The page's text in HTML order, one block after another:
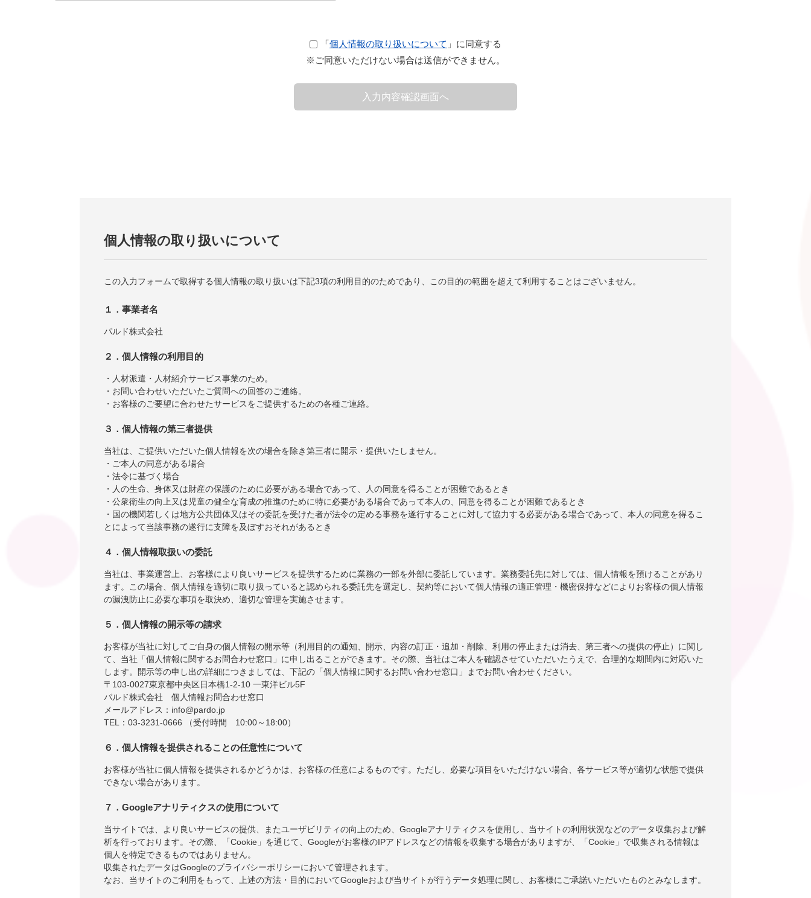
「個人情報の取り扱いについて 」に同意する
※ご同意いただけない場合は送信ができません。
個人情報の取り扱いについて
この入力フォームで取得する個人情報の取り扱いは下記3項の利用目的のためであり、この目的の範囲を超えて利用することはございません。
１．事業者名
パルド株式会社
２．個人情報の利用目的
・人材派遣・人材紹介サービス事業のため。
・お問い合わせいただいたご質問への回答のご連絡。
・お客様のご要望に合わせたサービスをご提供するための各種ご連絡。
３．個人情報の第三者提供
当社は、ご提供いただいた個人情報を次の場合を除き第三者に開示・提供いたしません。
・ご本人の同意がある場合
・法令に基づく場合
・人の生命、身体又は財産の保護のために必要がある場合であって、人の同意を得ることが困難であるとき
・公衆衛生の向上又は児童の健全な育成の推進のために特に必要がある場合であって本人の、同意を得ることが困難であるとき
・国の機関若しくは地方公共団体又はその委託を受けた者が法令の定める事務を遂行することに対して協力する必要がある場合であって、本人の同意を得るこ
とによって当該事務の遂行に支障を及ぼすおそれがあるとき
４．個人情報取扱いの委託
当社は、事業運営上、お客様により良いサービスを提供するために業務の一部を外部に委託しています。業務委託先に対しては、個人情報を預けることがあり
ます。この場合、個人情報を適切に取り扱っていると認められる委託先を選定し、契約等において個人情報の適正管理・機密保持などによりお客様の個人情報
の漏洩防止に必要な事項を取決め、適切な管理を実施させます。
５．個人情報の開示等の請求
お客様が当社に対してご自身の個人情報の開示等（利用目的の通知、開示、内容の訂正・追加・削除、利用の停止または消去、第三者への提供の停止）に関し
て、当社「個人情報に関するお問合わせ窓口」に申し出ることができます。その際、当社はご本人を確認させていただいたうえで、合理的な期間内に対応いた
します。開示等の申し出の詳細につきましては、下記の「個人情報に関するお問い合わせ窓口」までお問い合わせください。
〒103-0027東京都中央区日本橋1-2-10 一東洋ビル5F
パルド株式会社 個人情報お問合わせ窓口
メールアドレス：info@pardo.jp
TEL：03-3231-0666 （受付時間 10:00～18:00）
６．個人情報を提供されることの任意性について
お客様が当社に個人情報を提供されるかどうかは、お客様の任意によるものです。ただし、必要な項目をいただけない場合、各サービス等が適切な状態で提供
できない場合があります。
７．Googleアナリティクスの使用について
当サイトでは、より良いサービスの提供、またユーザビリティの向上のため、Googleアナリティクスを使用し、当サイトの利用状況などのデータ収集および解
析を行っております。その際、「Cookie」を通じて、Googleがお客様のIPアドレスなどの情報を収集する場合がありますが、「Cookie」で収集される情報は
個人を特定できるものではありません。
収集されたデータはGoogleのプライバシーポリシーにおいて管理されます。
なお、当サイトのご利用をもって、上述の方法・目的においてGoogleおよび当サイトが行うデータ処理に関し、お客様にご承諾いただいたものとみなします。